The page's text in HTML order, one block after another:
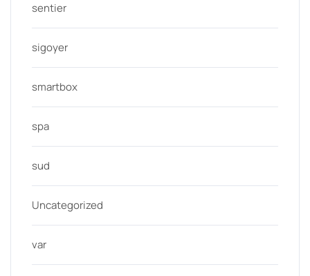
sentier
sigoyer
smartbox
spa
sud
Uncategorized
var